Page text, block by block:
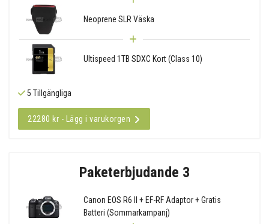
Neoprene SLR Väska
Ultispeed 1TB SDXC Kort (Class 10)
5 Tillgängliga
22280 kr - Lägg i varukorgen
Paketerbjudande 3
Canon EOS R6 II + EF-RF Adaptor + Gratis
Batteri (Sommarkampanj)